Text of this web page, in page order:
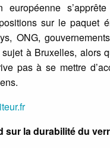
européenne
sur le paquet
ONG,
à Bruxelles, alors
pas à se mettre
sur la durabilité du